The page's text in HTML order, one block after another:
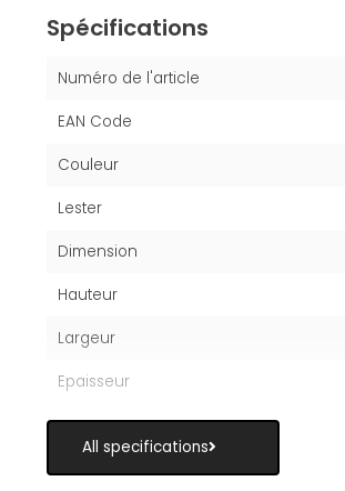
Spécifications
Numéro de l'article
EAN Code
Couleur
Lester
Dimension
Hauteur
Largeur
Epaisseur
All specifications